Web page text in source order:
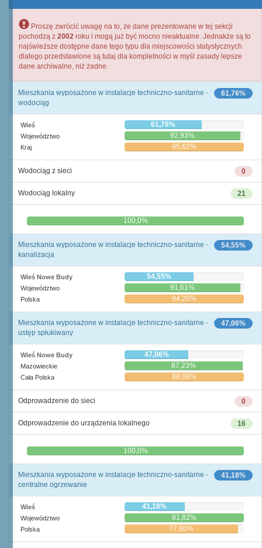
Proszę zwrócić uwagę na to, że dane prezentowane w tej sekcji
pochodzą z 2002 roku i mogą już być mocno nieaktualne. Jednakże są to
najświeższe dostępne dane tego typu dla miejscowości statystycznych
dlatego przedstawione są tutaj dla kompletności w myśl zasady lepsze
dane archiwalne, niż żadne.
61,76%
Mieszkania wyposażone w instalacje techniczno-sanitarne -
wodociąg
Wieś 61,76%
Województwo 92,93%
Kraj 95,62%
0
Wodociąg z sieci
21
Wodociąg lokalny
0,0% 100,0%
54,55%
Mieszkania wyposażone w instalacje techniczno-sanitarne -
kanalizacja
Wieś Nowe Budy 54,55%
Województwo 91,61%
Polska 94,20%
47,06%
Mieszkania wyposażone w instalacje techniczno-sanitarne -
ustęp spłukiwany
Wieś Nowe Budy 47,06%
Mazowieckie 87,23%
Cała Polska 88,08%
0
Odprowadzenie do sieci
16
Odprowadzenie do urządzenia lokalnego
0,0% 100,0%
41,18%
Mieszkania wyposażone w instalacje techniczno-sanitarne -
centralne ogrzewanie
Wieś 41,18%
Województwo 81,82%
Polska 77,80%